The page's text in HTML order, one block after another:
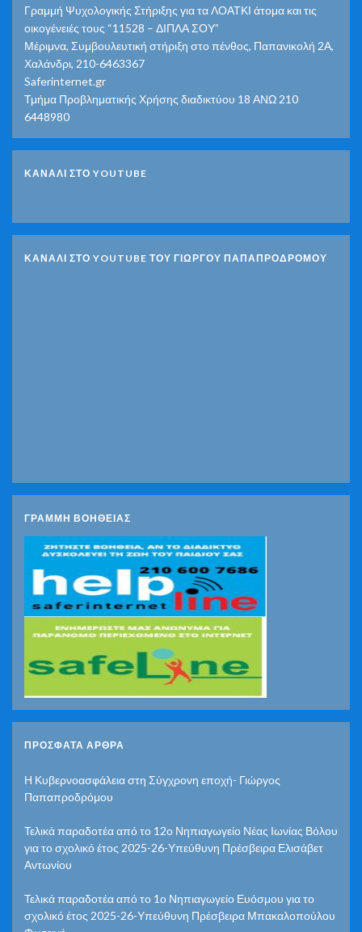
Γραμμή Ψυχολογικής Στήριξης για τα ΛΟΑΤΚΙ άτομα και τις
οικογένειές τους “11528 – ΔΙΠΛΑ ΣΟΥ”
Μέριμνα, Συμβουλευτική στήριξη στο πένθος, Παπανικολή 2Α,
Χαλάνδρι, 210-6463367
Saferinternet.gr
Τμήμα Προβληματικής Χρήσης διαδικτύου 18 ΑΝΩ 210
6448980
ΚΑΝΑΛΙ ΣΤΟ YOUTUBE
ΚΑΝΑΛΙ ΣΤΟ YOUTUBE ΤΟΥ ΓΙΩΡΓΟΥ ΠΑΠΑΠΡΟΔΡΟΜΟΥ
ΓΡΑΜΜΗ ΒΟΗΘΕΙΑΣ
ΠΡΌΣΦΑΤΑ ΆΡΘΡΑ
Η Κυβερνοασφάλεια στη Σύγχρονη εποχή- Γιώργος
Παπαπροδρόμου
Τελικά παραδοτέα από το 12ο Νηπιαγωγείο Νέας Ιωνίας Βόλου
για το σχολικό έτος 2025-26-Υπεύθυνη Πρέσβειρα Ελισάβετ
Αντωνίου
Τελικά παραδοτέα από το 1ο Νηπιαγωγείο Ευόσμου για το
σχολικό έτος 2025-26-Υπεύθυνη Πρέσβειρα Μπακαλοπούλου